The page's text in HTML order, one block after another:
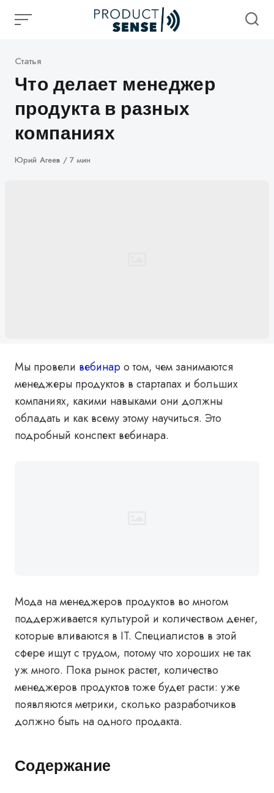
Категория
Статья
Что делает менеджер
продукта в разных
компаниях
Автор
Юрий Агеев 7 мин
Мы провели вебинар о том, чем занимаются
менеджеры продуктов в стартапах и больших
компаниях, какими навыками они должны
обладать и как всему этому научиться. Это
подробный конспект вебинара.
Мода на менеджеров продуктов во многом
поддерживается культурой и количеством денег,
которые вливаются в IT. Специалистов в этой
сфере ищут с трудом, потому что хороших не так
уж много. Пока рынок растет, количество
менеджеров продуктов тоже будет расти: уже
появляются метрики, сколько разработчиков
должно быть на одного продакта.
Содержание